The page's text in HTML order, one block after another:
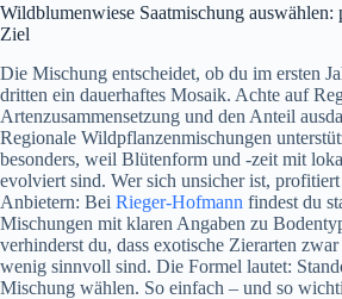
Wildblumenwiese Saatmischung auswählen:
Ziel
Die Mischung entscheidet, ob du im ersten
dritten ein dauerhaftes Mosaik. Achte auf
Artenzusammensetzung und den Anteil
Regionale Wildpflanzenmischungen
besonders, weil Blütenform und -zeit mit
evolviert sind. Wer sich unsicher ist,
Anbietern: Bei Rieger-Hofmann findest du
Mischungen mit klaren Angaben zu
verhinderst du, dass exotische Zierarten
wenig sinnvoll sind. Die Formel lautet:
Mischung wählen. So einfach – und so